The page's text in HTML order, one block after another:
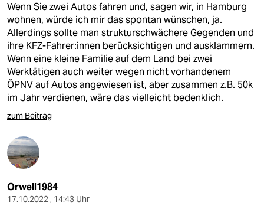
Wenn Sie zwei Autos fahren und, sagen wir, in Hamburg
wohnen, würde ich mir das spontan wünschen, ja.
Allerdings sollte man strukturschwächere Gegenden und
ihre KFZ-Fahrer:innen berücksichtigen und ausklammern.
Wenn eine kleine Familie auf dem Land bei zwei
Werktätigen auch weiter wegen nicht vorhandenem
ÖPNV auf Autos angewiesen ist, aber zusammen z.B. 50k
im Jahr verdienen, wäre das vielleicht bedenklich.
zum Beitrag
Orwell1984
17.10.2022 , 14:43 Uhr